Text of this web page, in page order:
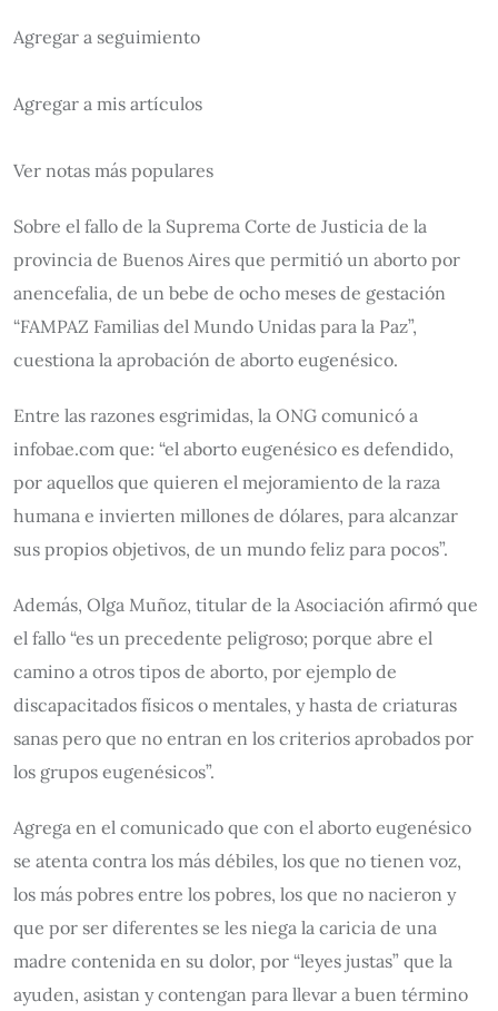
Agregar a seguimiento
Agregar a mis artículos
Ver notas más populares
Sobre el fallo de la Suprema Corte de Justicia de la
provincia de Buenos Aires que permitió un aborto por
anencefalia, de un bebe de ocho meses de gestación
“FAMPAZ Familias del Mundo Unidas para la Paz”,
cuestiona la aprobación de aborto eugenésico.
Entre las razones esgrimidas, la ONG comunicó a
infobae.com que: “el aborto eugenésico es defendido,
por aquellos que quieren el mejoramiento de la raza
humana e invierten millones de dólares, para alcanzar
sus propios objetivos, de un mundo feliz para pocos”.
Además, Olga Muñoz, titular de la Asociación afirmó que
el fallo “es un precedente peligroso; porque abre el
camino a otros tipos de aborto, por ejemplo de
discapacitados físicos o mentales, y hasta de criaturas
sanas pero que no entran en los criterios aprobados por
los grupos eugenésicos”.
Agrega en el comunicado que con el aborto eugenésico
se atenta contra los más débiles, los que no tienen voz,
los más pobres entre los pobres, los que no nacieron y
que por ser diferentes se les niega la caricia de una
madre contenida en su dolor, por “leyes justas” que la
ayuden, asistan y contengan para llevar a buen término